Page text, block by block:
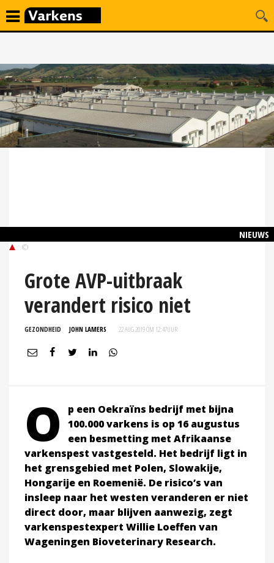
NIEUWS
©
Grote AVP-uitbraak
verandert risico niet
GEZONDHEID JOHN LAMERS 22 AUG 2019 OM 12:47UUR
O
p een Oekraïns bedrijf met bijna
100.000 varkens is op 16 augustus
een besmetting met Afrikaanse
varkenspest vastgesteld. Het bedrijf ligt in
het grensgebied met Polen, Slowakije,
Hongarije en Roemenië. De risico’s van
insleep naar het westen veranderen er niet
direct door, maar blijven aanwezig, zegt
varkenspestexpert Willie Loeffen van
Wageningen Bioveterinary Research.